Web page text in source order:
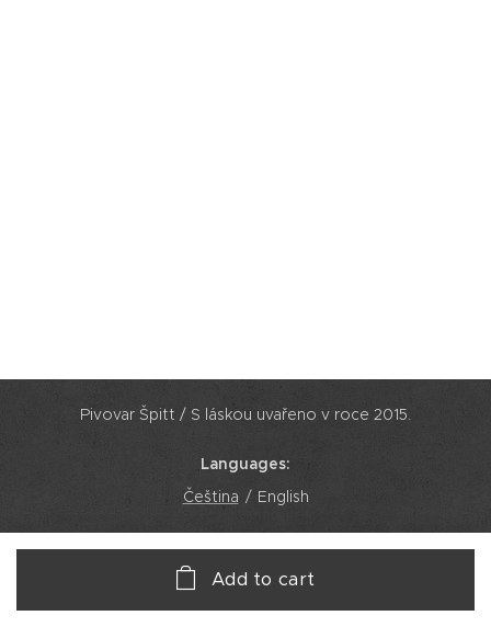
Add to cart
Pivovar Špitt / S láskou uvařeno v roce 2015.
Languages
Čeština
English